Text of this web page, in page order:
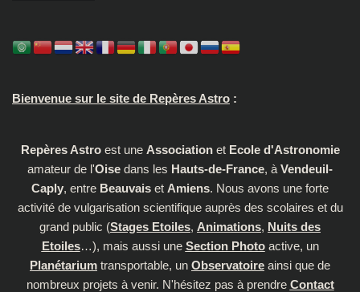
Bienvenue sur le site de Repères Astro :
Repères Astroest une Associationet Ecole d'Astronomie
amateur de l'Oise dans les Hauts-de-France, à Vendeuil-
Caply, entre Beauvais et Amiens. Nous avons une forte
activité de vulgarisation scientifique auprès des scolaires et du
grand public (Stages Etoiles, Animations, Nuits des
Etoiles…), mais aussi une Section Photoactive, un
Planétarium transportable, un Observatoire ainsi que de
nombreux projets à venir. N'hésitez pas à prendre Contact